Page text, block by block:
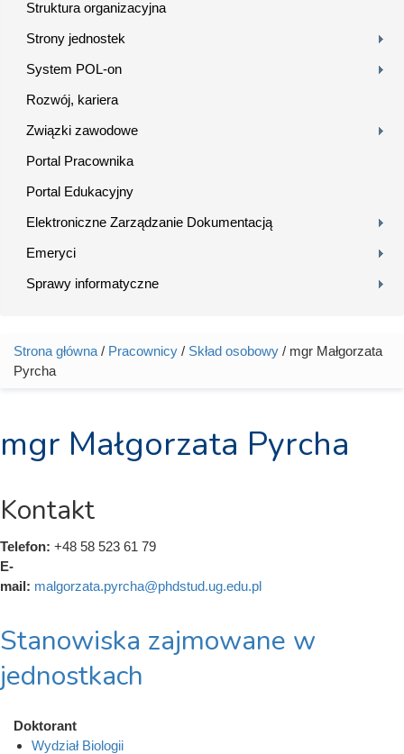
Struktura organizacyjna
Strony jednostek
System POL-on
Rozwój, kariera
Związki zawodowe
Portal Pracownika
Portal Edukacyjny
Elektroniczne Zarządzanie Dokumentacją
Emeryci
Sprawy informatyczne
Jesteś tutaj
Strona główna / Pracownicy / Skład osobowy / mgr Małgorzata
Pyrcha
mgr Małgorzata Pyrcha
Kontakt
Telefon: +48 58 523 61 79
E-
mail: malgorzata.pyrcha@phdstud.ug.edu.pl
Stanowiska zajmowane w
jednostkach
Doktorant
Wydział Biologii